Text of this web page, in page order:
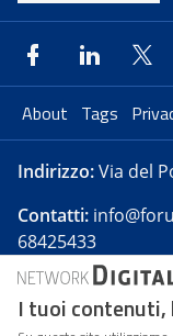
About Tags
Indirizzo:Via del
Contatti:
68425433
Forumpa.itè
presso Registro
I tuoi